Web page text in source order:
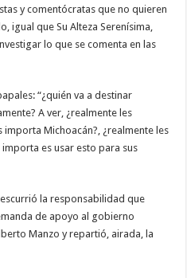
y comentócratas que no quieren
igual que Su Alteza Serenísima,
lo que se comenta en las
“¿quién va a destinar
A ver, ¿realmente les
Michoacán?, ¿realmente les
es usar esto para sus
la responsabilidad que
de apoyo al gobierno
Manzo y repartió, airada, la